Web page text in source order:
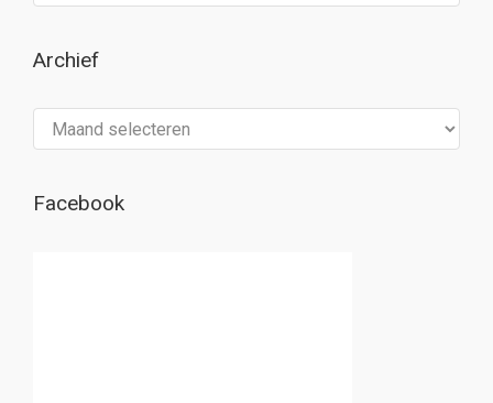
Archief
Facebook